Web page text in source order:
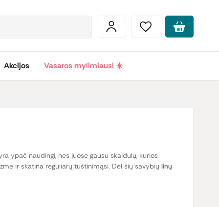
Akcijos Vasaros mylimiausi ☀️
ypač naudingi, nes juose gausu skaidulų, kurios
ir skatina reguliarų tuštinimąsi. Dėl šių savybių linų